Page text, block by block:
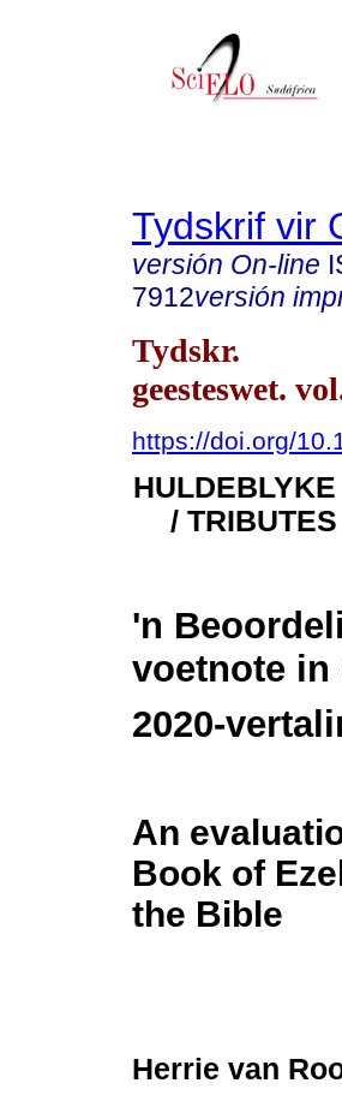
Tydskrif vir
versión On-line
7912versión
Tydskr.
geesteswet.
https://doi.org/
/
'n
voetnote in
2020-
An
Book of
the Bible
Herrie van